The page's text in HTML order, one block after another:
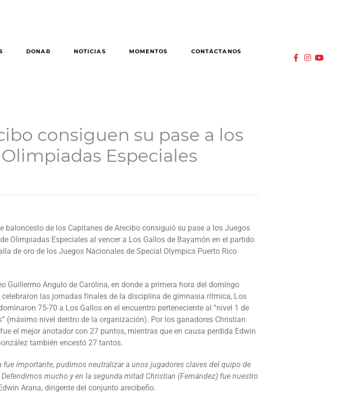
DONAR NOTICIAS MOMENTOS CONTÁCTANOS
consiguen su pase a los
Especiales
baloncesto de los Capitanes de Arecibo consiguió su pase a los Juegos
Olimpiadas Especiales al vencer a Los Gallos de Bayamón en el partido
de oro de los Juegos Nacionales de Special Olympics Puerto Rico
Guillermo Angulo de Carolina, en donde a primera hora del domingo
las jornadas finales de la disciplina de gimnasia rítmica, Los
75-70 a Los Gallos en el encuentro perteneciente al “nivel 1 de
(máximo nivel dentro de la organización). Por los ganadores Christian
el mejor anotador con 27 puntos, mientras que en causa perdida Edwin
también encestó 27 tantos.
fue importante, pudimos neutralizar a unos jugadores claves del quipo de
mucho y en la segunda mitad Christian (Fernández) fue nuestro
Arana, dirigente del conjunto arecibeño.